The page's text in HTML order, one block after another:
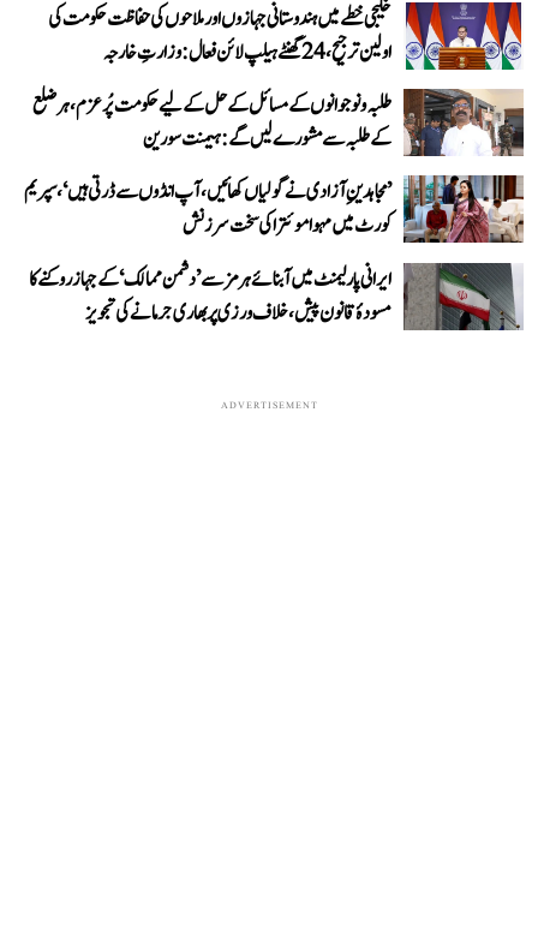
خلیجی خطے میں ہندوستانی جہازوں اور ملاحوں کی حفاظت حکومت کی
اولین ترجیح، 24 گھنٹے ہیلپ لائن فعال: وزارتِ خارجہ
طلبہ و نوجوانوں کے مسائل کے حل کے لیے حکومت پُرعزم، ہر ضلع
کے طلبہ سے مشورے لیں گے: ہیمنت سورین
’مجاہدینِ آزادی نے گولیاں کھائیں، آپ انڈوں سے ڈرتی ہیں‘، سپریم
کورٹ میں مہوا موئترا کی سخت سرزنش
ایرانی پارلیمنٹ میں آبنائے ہرمز سے ’دشمن ممالک‘ کے جہاز روکنے کا
مسودۂ قانون پیش، خلاف ورزی پر بھاری جرمانے کی تجویز
ADVERTISEMENT